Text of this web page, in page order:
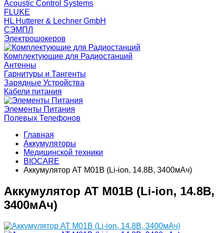
Acoustic Control Systems
FLUKE
HL Hutterer & Lechner GmbH
СЭМПЛ
Электрошокеров
Комплектующие для Радиостанций
Антенны
Гарнитуры и Тангенты
Зарядные Устройства
Кабели питания
Элементы Питания
Полевых Телефонов
Главная
Аккумуляторы
Медицинской техники
BIOCARE
Аккумулятор AT M01B (Li-ion, 14.8В, 3400мАч)
Аккумулятор AT M01B (Li-ion, 14.8В,
3400мАч)